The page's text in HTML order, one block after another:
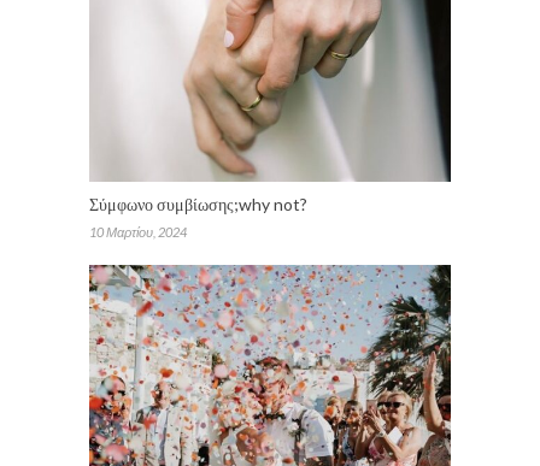
Σύμφωνο συμβίωσης;why not?
10 Μαρτίου, 2024